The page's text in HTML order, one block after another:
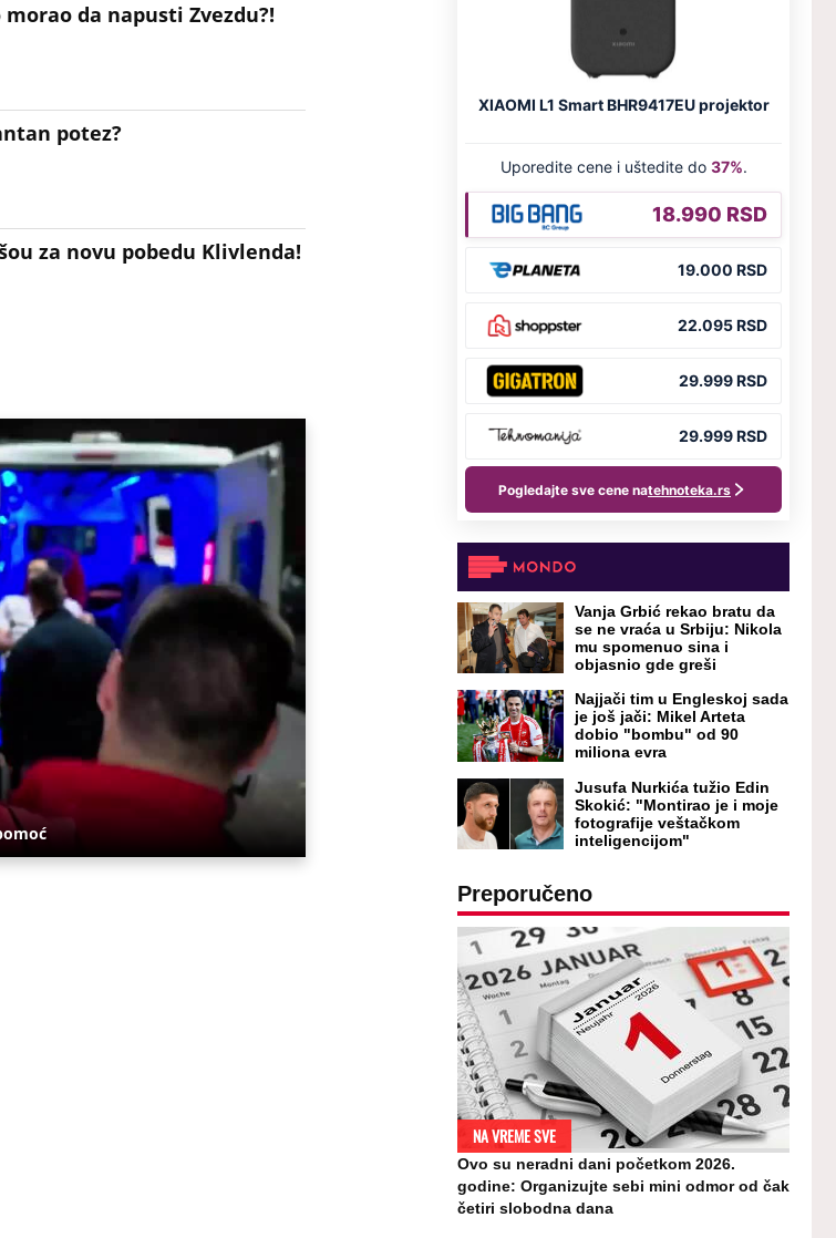
da napusti Zvezdu?!
potez?
za novu pobedu Klivlenda!
Vanja Grbić rekao bratu da
se ne vraća u Srbiju: Nikola
mu spomenuo sina i
objasnio gde greši
Najjači tim u Engleskoj sada
je još jači: Mikel Arteta
dobio "bombu" od 90
miliona evra
Jusufa Nurkića tužio Edin
Skokić: "Montirao je i moje
fotografije veštačkom
inteligencijom"
Preporučeno
NA VREME SVE
Ovo su neradni dani početkom 2026.
godine: Organizujte sebi mini odmor od čak
četiri slobodna dana